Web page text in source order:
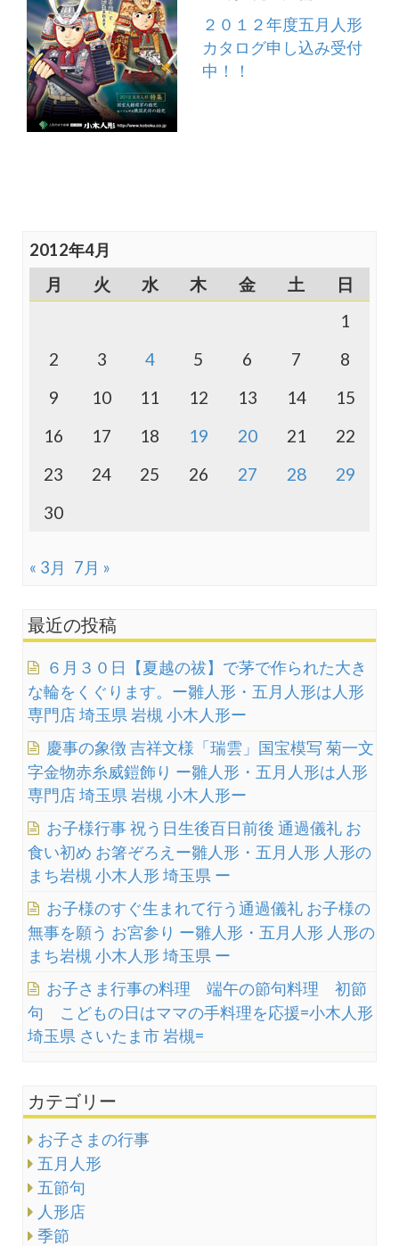
２０１２年度五月人形
カタログ申し込み受付
中！！
2012年4月
月 火 水 木 金 土
日
1
2
3 4 5 6 7
8
9
10 11 12 13 14
15
16
17 18 19 20 21
22
23
24 25 26 27 28
29
30
« 3月 7月 »
最近の投稿
６月３０日【夏越の祓】で茅で作られた大き
な輪をくぐります。ー雛人形・五月人形は人形
専門店 埼玉県 岩槻 小木人形ー
慶事の象徴 吉祥文様「瑞雲」国宝模写 菊一文
字金物赤糸威鎧飾り ー雛人形・五月人形は人形
専門店 埼玉県 岩槻 小木人形ー
お子様行事 祝う日生後百日前後 通過儀礼 お
食い初め お箸ぞろえー雛人形・五月人形 人形の
まち岩槻 小木人形 埼玉県 ー
お子様のすぐ生まれて行う通過儀礼 お子様の
無事を願う お宮参り ー雛人形・五月人形 人形の
まち岩槻 小木人形 埼玉県 ー
お子さま行事の料理 端午の節句料理 初節
句 こどもの日はママの手料理を応援=小木人形
埼玉県 さいたま市 岩槻=
カテゴリー
お子さまの行事
五月人形
五節句
人形店
季節